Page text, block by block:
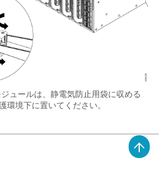
ジュールは、静電気防止用袋に収める
環境下に置いてください。